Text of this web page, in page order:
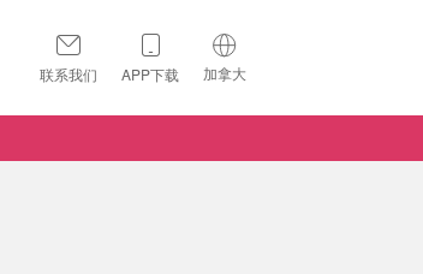
联系我们 APP下载 加拿大
🇺🇸